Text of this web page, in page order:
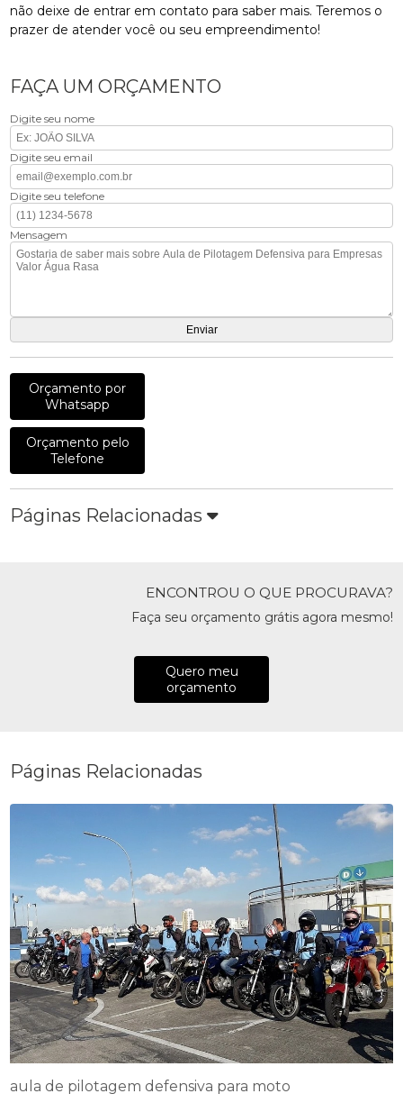
não deixe de entrar em contato para saber mais. Teremos o
prazer de atender você ou seu empreendimento!
FAÇA UM ORÇAMENTO
Digite seu nome
Digite seu email
Digite seu telefone
Mensagem
Orçamento por
Whatsapp
Orçamento pelo
Telefone
Páginas Relacionadas
ENCONTROU O QUE PROCURAVA?
Faça seu orçamento grátis agora mesmo!
Quero meu
orçamento
Páginas Relacionadas
aula de pilotagem defensiva para moto